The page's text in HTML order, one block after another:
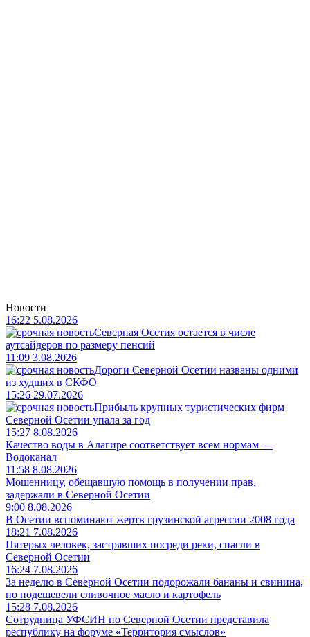
Новости
16:22 5.08.2026
Северная Осетия остается в числе
аутсайдеров по размеру пенсий
11:09 3.08.2026
Дороги Северной Осетии названы одними
из худших в СКФО
15:26 29.07.2026
Прибыль крупных туристических фирм
Северной Осетии упала за год
15:27 8.08.2026
Качество воды в Алагире соответствует всем нормам —
Водоканал
11:58 8.08.2026
Мошенницу, обещавшую помощь в получении прав,
задержали в Северной Осетии
9:00 8.08.2026
В Осетии вспоминают жертв грузинской агрессии 2008 года
18:21 7.08.2026
Пятерых человек, застрявших посреди реки, спасли в
Северной Осетии
16:24 7.08.2026
За неделю в Северной Осетии подорожали бананы и свинина,
но подешевели сливочное масло и картофель
15:28 7.08.2026
Сотрудница УФСИН по Северной Осетии представила
республику на форуме «Территория смыслов»